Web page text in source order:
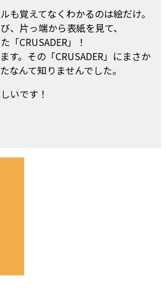
も覚えてなくわかるのは絵だけ。
、片っ端から表紙を見て、
「CRUSADER」！
す。その「CRUSADER」にまさか
なんて知りませんでした。
いです！